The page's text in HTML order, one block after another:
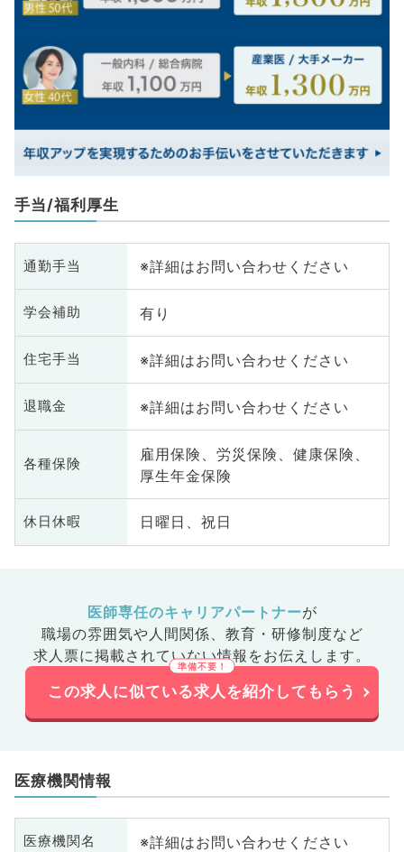
手当/福利厚生
通勤手当 ※詳細はお問い合わせください
学会補助 有り
住宅手当 ※詳細はお問い合わせください
退職金 ※詳細はお問い合わせください
各種保険
雇用保険、労災保険、健康保険、
厚生年金保険
休日休暇 日曜日、祝日
医師専任のキャリアパートナーが
職場の雰囲気や人間関係、 教育・研修制度など
求人票に掲載されていない情報をお伝えします。
この求人に似ている求人を紹介してもらう
医療機関情報
医療機関名 ※詳細はお問い合わせください